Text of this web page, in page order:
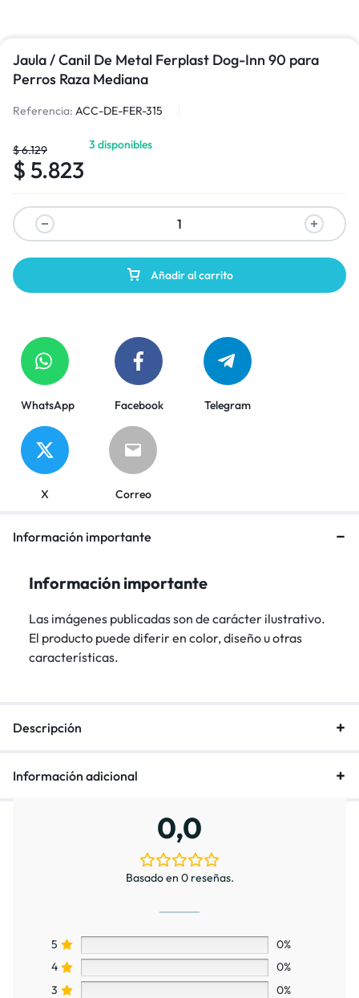
Jaula / Canil De Metal Ferplast Dog-Inn 90 para
Perros Raza Mediana
Referencia: ACC-DE-FER-315
$6.129
$ 5.823
3 disponibles
Añadir al carrito
WhatsApp Facebook Telegram
X Correo
Información importante
Información importante
Las imágenes publicadas son de carácter ilustrativo.
El producto puede diferir en color, diseño u otras
características.
Descripción
Información adicional
0,0
Basado en 0 reseñas.
5
0%
4
0%
3
0%